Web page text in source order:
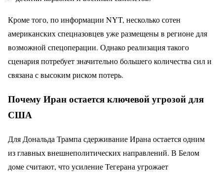
Кроме того, по информации NYT, несколько сотен
американских спецназовцев уже размещены в регионе для
возможной спецоперации. Однако реализация такого
сценария потребует значительно большего количества сил и
связана с высоким риском потерь.
Почему Иран остается ключевой угрозой для
США
Для Дональда Трампа сдерживание Ирана остается одним
из главных внешнеполитических направлений. В Белом
доме считают, что усиление Тегерана угрожает